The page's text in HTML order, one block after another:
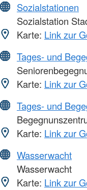
Sozialstationen
Sozialstation
Karte: Link zur
Tages- und
Karte: Link zur
Tages- und
Karte: Link zur
Wasserwacht
Wasserwacht
Karte: Link zur